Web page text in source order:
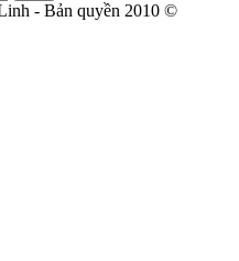
- Bản quyền 2010 ©